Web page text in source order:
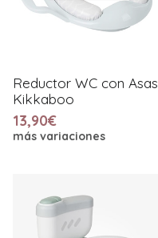
Reductor WC con Asas
Kikkaboo
13,90€
más variaciones